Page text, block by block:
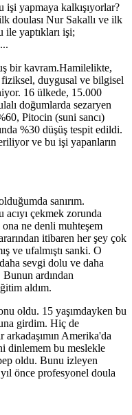
yapmaya kalkışıyorlar?
doulası Nur Sakallı ve ilk
ile yaptıkları işi;
bir kavram.Hamilelikte,
fiziksel, duygusal ve bilgisel
16 ülkede, 15.000
doğumlarda sezaryen
Pitocin (suni sancı)
%30 düşüş tespit edildi.
ve bu işi yapanların
sanırım.
acıyı çekmek zorunda
ne denli muhteşem
itibaren her şey çok
ve ufalmıştı sanki. O
sevgi dolu ve daha
ardından
aldım.
oldu. 15 yaşımdayken bu
girdim. Hiç de
Amerika'da
dinlemem bu meslekle
oldu. Bunu izleyen
önce profesyonel doula